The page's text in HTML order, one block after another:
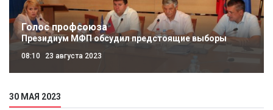
Голос профсоюза
Президиум МФП обсудил предстоящие выборы
08:10 23 августа 2023
30 МАЯ 2023